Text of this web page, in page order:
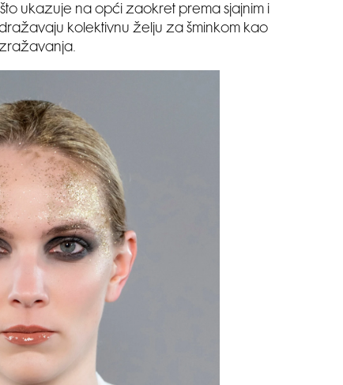
ukazuje na opći zaokret prema sjajnim i
kolektivnu želju za šminkom kao